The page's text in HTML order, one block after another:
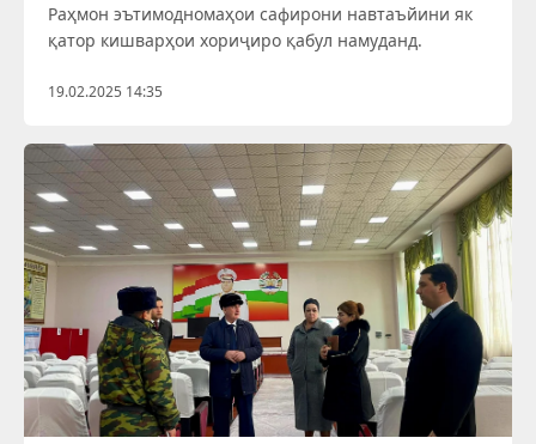
Раҳмон эътимодномаҳои сафирони навтаъйини як
қатор кишварҳои хориҷиро қабул намуданд.
19.02.2025 14:35